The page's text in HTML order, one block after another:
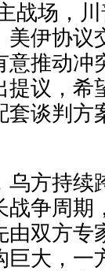
战场，
伊协议
推动冲
议，希
谈判方
方持续
争周期
双方专
大，一